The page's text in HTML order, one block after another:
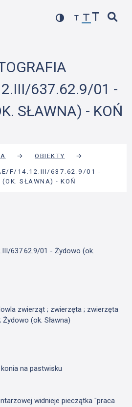
637.62.9/01 -
SŁAWNA) - KOŃ
→ OBIEKTY
→
F/14.12.III/637.62.9/01 -
(OK. SŁAWNA) - KOŃ
637.62.9/01 - Żydowo (ok.
zwierząt ; zwierzęta ; zwierzęta
(ok. Sławna)
na pastwisku
widnieje pieczątka "praca